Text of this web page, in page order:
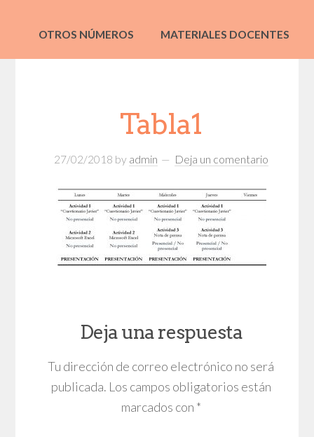
OTROS NÚMEROS MATERIALES DOCENTES
Tabla1
27/02/2018 by admin Deja un comentario
Deja una respuesta
Tu dirección de correo electrónico no será
publicada. Los campos obligatorios están
marcados con *